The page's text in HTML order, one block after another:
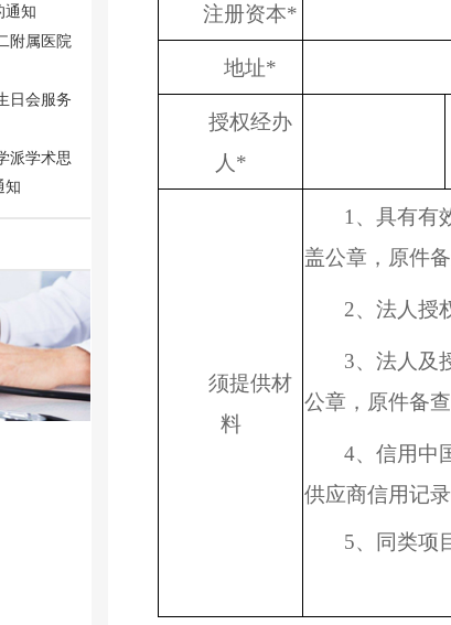
通知
附属医院
日会服务
派学术思
知
注册资本*
地址*
授权经办
人 *
须提供材
料
1、 具有有
盖公章，原件备
2、 法人授
3、 法人及
公章，原件备查
4、信用中
供应商信用记录
5、同类项